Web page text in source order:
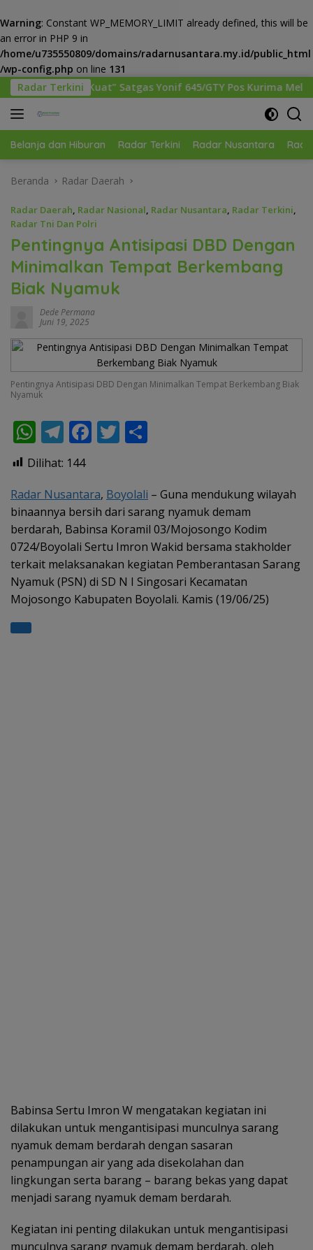
Warning: Constant WP_MEMORY_LIMIT already defined, this will be
an error in PHP 9 in
/home/u735550809/domains/radarnusantara.my.id/public_html
/wp-config.php on line 131
Langsung
ke
konten
Radar Terkini
Yonif 645/GTY Pos Kurima Melaksanakan Pelayanan
Belanja dan Hiburan Radar Terkini Radar Nusantara
Beranda Radar Daerah
Radar Daerah, Radar Nasional, Radar Nusantara, Radar Terkini,
Radar Tni Dan Polri
Pentingnya Antisipasi DBD Dengan
Minimalkan Tempat Berkembang
Biak Nyamuk
Dede Permana
Juni 19, 2025
Pentingnya Antisipasi DBD Dengan Minimalkan Tempat Berkembang Biak
Nyamuk
W
h
at
s
A
p
p
T
el
e
gr
a
m
F
b
o
o
k
T
er e
Dilihat: 144
Radar Nusantara, Boyolali – Guna mendukung wilayah
binaannya bersih dari sarang nyamuk demam
berdarah, Babinsa Koramil 03/Mojosongo Kodim
0724/Boyolali Sertu Imron Wakid bersama stakholder
terkait melaksanakan kegiatan Pemberantasan Sarang
Nyamuk (PSN) di SD N I Singosari Kecamatan
Mojosongo Kabupaten Boyolali. Kamis (19/06/25)
Babinsa Sertu Imron W mengatakan kegiatan ini
dilakukan untuk mengantisipasi munculnya sarang
nyamuk demam berdarah dengan sasaran
penampungan air yang ada disekolahan dan
lingkungan serta barang – barang bekas yang dapat
menjadi sarang nyamuk demam berdarah.
Kegiatan ini penting dilakukan untuk mengantisipasi
munculnya sarang nyamuk demam berdarah, oleh